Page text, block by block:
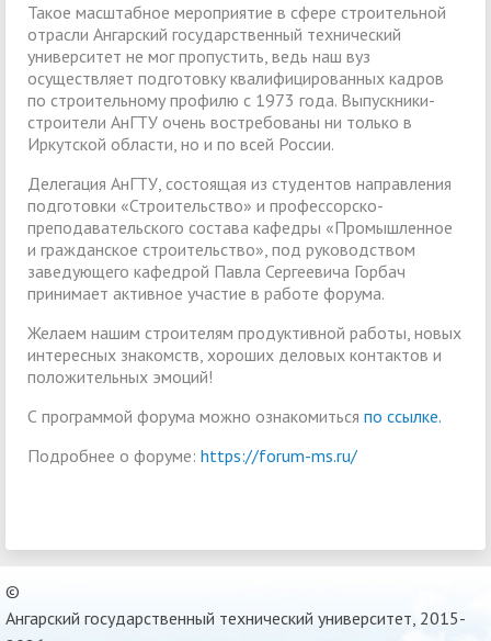
Такое масштабное мероприятие в сфере строительной
отрасли Ангарский государственный технический
университет не мог пропустить, ведь наш вуз
осуществляет подготовку квалифицированных кадров
по строительному профилю с 1973 года. Выпускники-
строители АнГТУ очень востребованы ни только в
Иркутской области, но и по всей России.
Делегация АнГТУ, состоящая из студентов направления
подготовки «Строительство» и профессорско-
преподавательского состава кафедры «Промышленное
и гражданское строительство», под руководством
заведующего кафедрой Павла Сергеевича Горбач
принимает активное участие в работе форума.
Желаем нашим строителям продуктивной работы, новых
интересных знакомств, хороших деловых контактов и
положительных эмоций!
С программой форума можно ознакомиться по ссылке.
Подробнее о форуме: https://forum-ms.ru/
©
Ангарский государственный технический университет, 2015-